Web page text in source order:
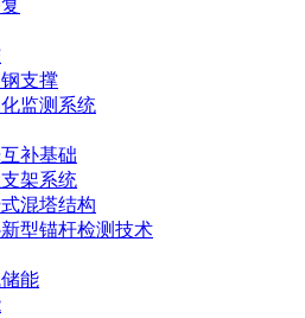
支撑
监测系统
补基础
架系统
混塔结构
型锚杆检测技术
能